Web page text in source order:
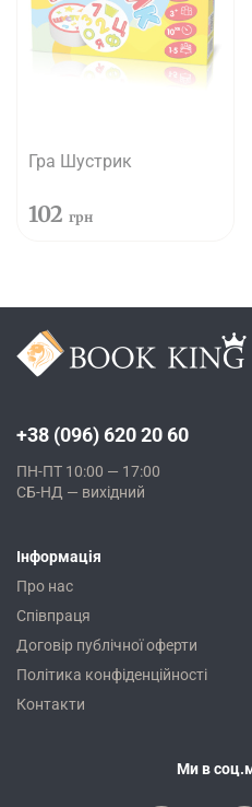
Гра Шустрик
102 грн
+38 (096) 620 20 60
ПН-ПТ 10:00 — 17:00
СБ-НД — вихідний
Інформація
Про нас
Співпраця
Договір публічної оферти
Політика конфіденційності
Контакти
Ми в